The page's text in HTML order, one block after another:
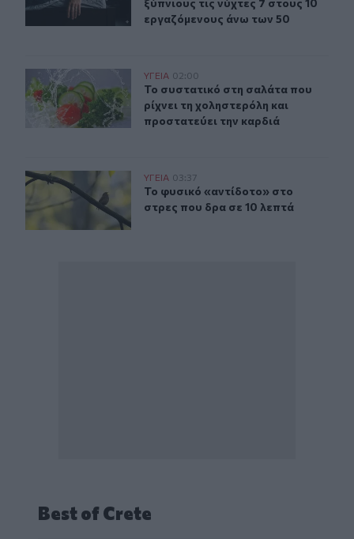
ξύπνιους τις νύχτες 7 στους 10
εργαζόμενους άνω των 50
Το συστατικό στη σαλάτα που ρίχνει τη χοληστερόλη
ΥΓΕΙΑ 02:00
Το συστατικό στη σαλάτα που
Το συστατικό στη σαλάτα που
ρίχνει τη χοληστερόλη και
προστατεύει την καρδιά
Το φυσικό «αντίδοτο» στο στρες που δρα σε 10 λεπτά
ΥΓΕΙΑ 03:37
Το φυσικό «αντίδοτο» στο στρες
Το φυσικό «αντίδοτο» στο
στρες που δρα σε 10 λεπτά
Best of Crete